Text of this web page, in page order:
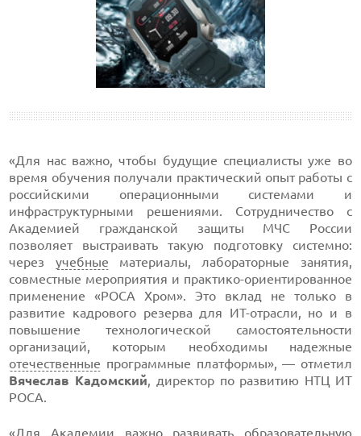
«Для нас важно, чтобы будущие специалисты уже во
время обучения получали практический опыт работы с
российскими операционными системами и
инфраструктурными решениями. Сотрудничество с
Академией гражданской защиты МЧС России
позволяет выстраивать такую подготовку системно:
через учебные материалы, лабораторные занятия,
совместные мероприятия и практико-ориентированное
применение «РОСА Хром». Это вклад не только в
развитие кадрового резерва для ИТ-отрасли, но и в
повышение технологической самостоятельности
организаций, которым необходимы надежные
отечественные программные платформы», — отметил
Вячеслав Кадомский, директор по развитию НТЦ ИТ
РОСА.
«Для Академии важно развивать образовательную